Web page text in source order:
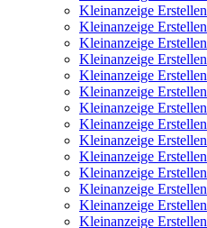
Kleinanzeige Erstellen
Kleinanzeige Erstellen
Kleinanzeige Erstellen
Kleinanzeige Erstellen
Kleinanzeige Erstellen
Kleinanzeige Erstellen
Kleinanzeige Erstellen
Kleinanzeige Erstellen
Kleinanzeige Erstellen
Kleinanzeige Erstellen
Kleinanzeige Erstellen
Kleinanzeige Erstellen
Kleinanzeige Erstellen
Kleinanzeige Erstellen